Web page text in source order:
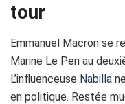
tour
Emmanuel Macron se
Marine Le Pen au
L’influenceuse Nabilla
en politique. Restée